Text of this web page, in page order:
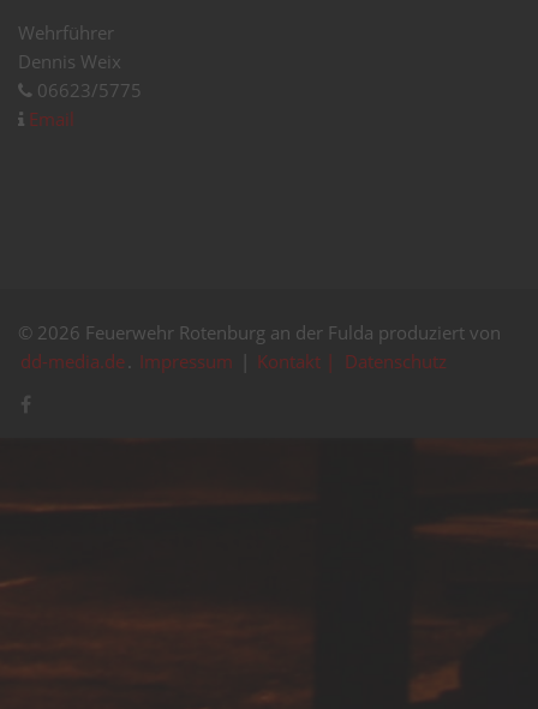
Wehrführer
Dennis Weix
06623/5775
Email
© 2026 Feuerwehr Rotenburg an der Fulda produziert von
dd-media.de. Impressum | Kontakt | Datenschutz